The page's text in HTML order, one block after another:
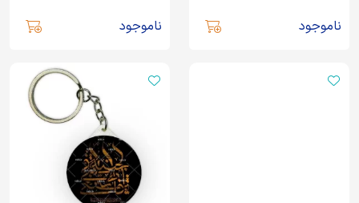
ناموجود ناموجود